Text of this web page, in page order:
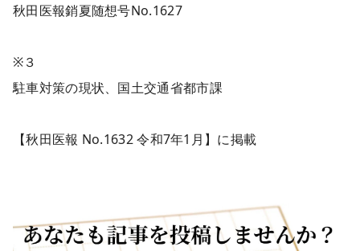
秋田医報銷夏随想号No.1627
※３
駐車対策の現状、国土交通省都市課
【秋田医報 No.1632 令和7年1月】に掲載